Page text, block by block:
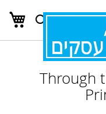
חפש
Through